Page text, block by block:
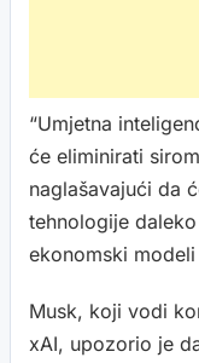
“Umjetna
će eliminirati
naglašavajući da
tehnologije
ekonomski
Musk, koji vodi
xAI, upozorio je